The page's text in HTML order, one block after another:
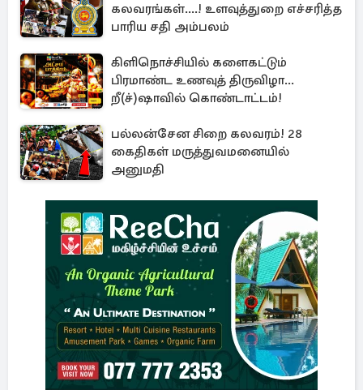
கலவரங்கள்....! உளவுத்துறை எச்சரித்த
பாரிய சதி அம்பலம்
கிளிநொச்சியில் களைகட்டும்
பிரமாண்ட உணவுத் திருவிழா...
றீ(ச்)ஷாவில் கொண்டாட்டம்!
பல்லன்சேன சிறை கலவரம்! 28
கைதிகள் மருத்துவமனையில்
அனுமதி